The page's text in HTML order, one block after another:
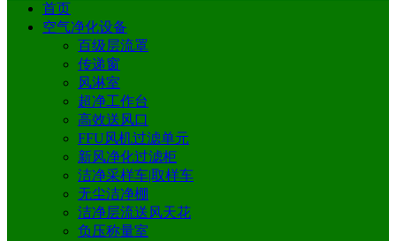
首页
空气净化设备
百级层流罩
传递窗
风淋室
超净工作台
高效送风口
FFU风机过滤单元
新风净化过滤柜
洁净采样车|取样车
无尘洁净棚
洁净层流送风天花
负压称量室